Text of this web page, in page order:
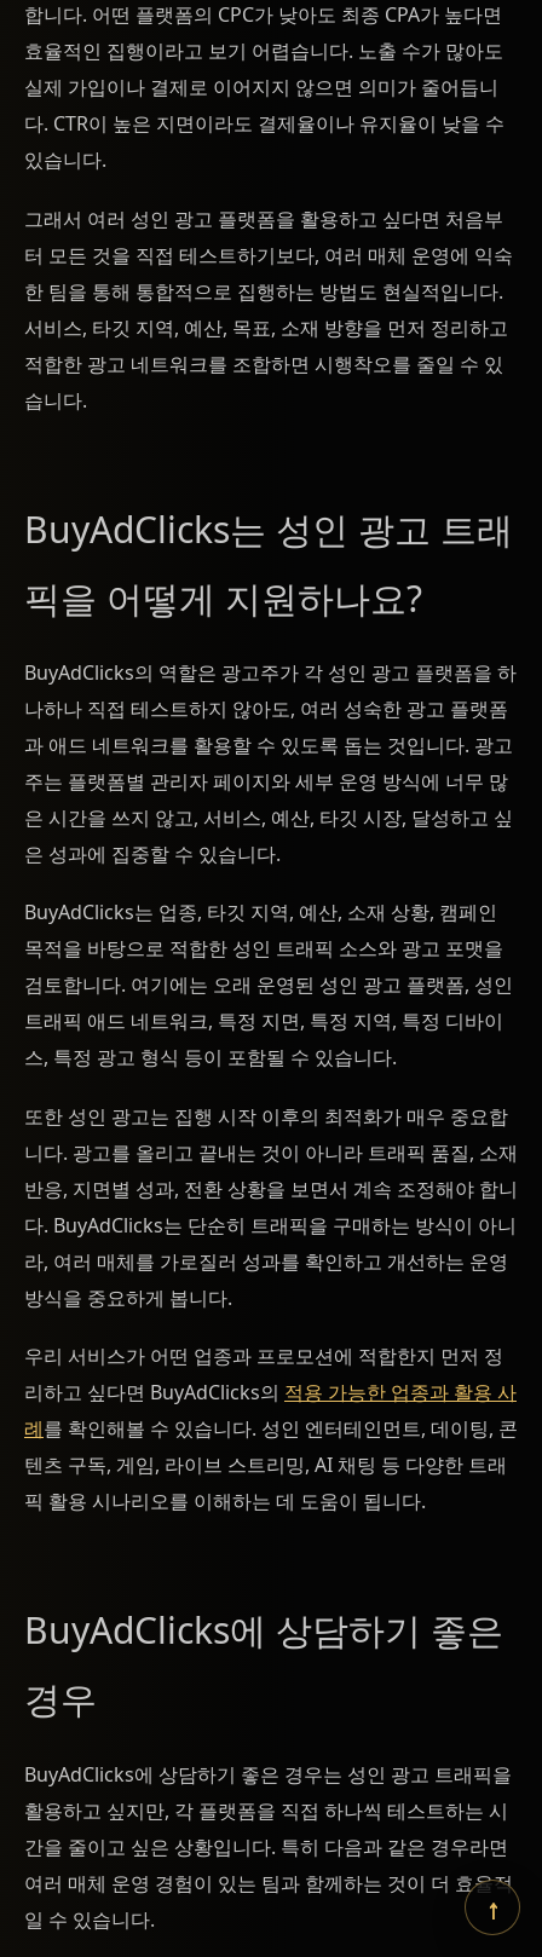
합니다. 어떤 플랫폼의 CPC가 낮아도 최종 CPA가 높다면
효율적인 집행이라고 보기 어렵습니다. 노출 수가 많아도
실제 가입이나 결제로 이어지지 않으면 의미가 줄어듭니
다. CTR이 높은 지면이라도 결제율이나 유지율이 낮을 수
있습니다.
그래서 여러 성인 광고 플랫폼을 활용하고 싶다면 처음부
터 모든 것을 직접 테스트하기보다, 여러 매체 운영에 익숙
한 팀을 통해 통합적으로 집행하는 방법도 현실적입니다.
서비스, 타깃 지역, 예산, 목표, 소재 방향을 먼저 정리하고
적합한 광고 네트워크를 조합하면 시행착오를 줄일 수 있
습니다.
BuyAdClicks는 성인 광고 트래
픽을 어떻게 지원하나요?
BuyAdClicks의 역할은 광고주가 각 성인 광고 플랫폼을 하
나하나 직접 테스트하지 않아도, 여러 성숙한 광고 플랫폼
과 애드 네트워크를 활용할 수 있도록 돕는 것입니다. 광고
주는 플랫폼별 관리자 페이지와 세부 운영 방식에 너무 많
은 시간을 쓰지 않고, 서비스, 예산, 타깃 시장, 달성하고 싶
은 성과에 집중할 수 있습니다.
BuyAdClicks는 업종, 타깃 지역, 예산, 소재 상황, 캠페인
목적을 바탕으로 적합한 성인 트래픽 소스와 광고 포맷을
검토합니다. 여기에는 오래 운영된 성인 광고 플랫폼, 성인
트래픽 애드 네트워크, 특정 지면, 특정 지역, 특정 디바이
스, 특정 광고 형식 등이 포함될 수 있습니다.
또한 성인 광고는 집행 시작 이후의 최적화가 매우 중요합
니다. 광고를 올리고 끝내는 것이 아니라 트래픽 품질, 소재
반응, 지면별 성과, 전환 상황을 보면서 계속 조정해야 합니
다. BuyAdClicks는 단순히 트래픽을 구매하는 방식이 아니
라, 여러 매체를 가로질러 성과를 확인하고 개선하는 운영
방식을 중요하게 봅니다.
우리 서비스가 어떤 업종과 프로모션에 적합한지 먼저 정
리하고 싶다면 BuyAdClicks의 적용 가능한 업종과 활용 사
례를 확인해볼 수 있습니다. 성인 엔터테인먼트, 데이팅, 콘
텐츠 구독, 게임, 라이브 스트리밍, AI 채팅 등 다양한 트래
픽 활용 시나리오를 이해하는 데 도움이 됩니다.
BuyAdClicks에 상담하기 좋은
경우
BuyAdClicks에 상담하기 좋은 경우는 성인 광고 트래픽을
활용하고 싶지만, 각 플랫폼을 직접 하나씩 테스트하는 시
간을 줄이고 싶은 상황입니다. 특히 다음과 같은 경우라면
여러 매체 운영 경험이 있는 팀과 함께하는 것이 더 효율적
일 수 있습니다.
↑